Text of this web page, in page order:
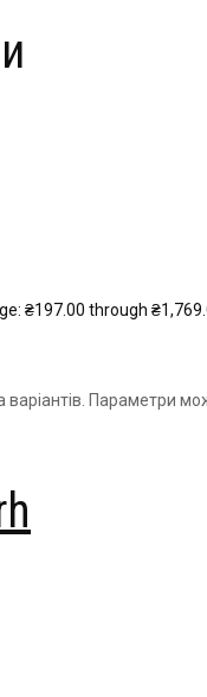
₴197.00 through
варіантів. Параметри